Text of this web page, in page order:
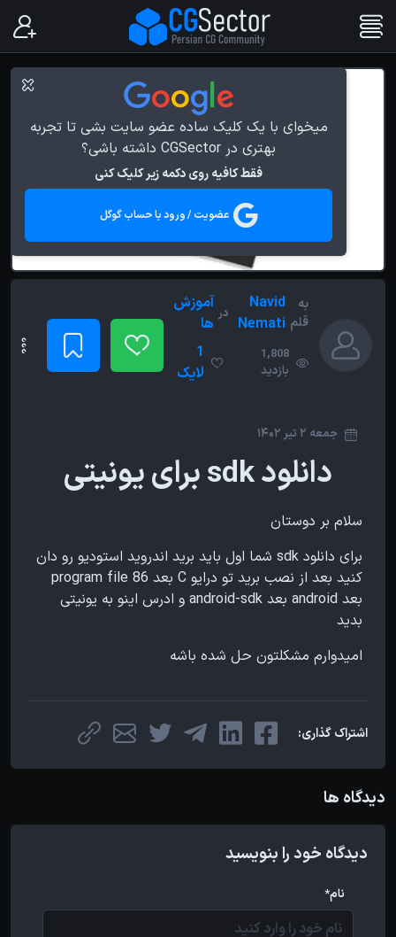
میخوای با یک کلیک ساده عضو سایت بشی تا تجربه
بهتری در CGSector داشته باشی؟
فقط کافیه روی دکمه زیر کلیک کنی
عضویت / ورود با حساب گوگل
به
قلم
Navid
Nemati
در آموزش
ها
1,808
بازدید
1
لایک
جمعه 2 تیر 1402
دانلود sdk برای یونیتی
سلام بر دوستان
برای دانلود sdk شما اول باید برید اندروید استودیو رو دان
کنید بعد از نصب برید تو درایو C بعد program file 86
بعد android بعد android-sdk و ادرس اینو به یونیتی
بدید
امیدوارم مشکلتون حل شده باشه
اشتراک گذاری:
دیدگاه ها
دیدگاه خود را بنویسید
نام*